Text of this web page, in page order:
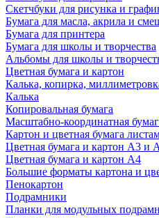
Скетчбуки для рисунка и
Бумага для масла, акрила и
Бумага для принтера
Бумага для школы и творчества
Альбомы для школы и
Цветная бумага и картон
Калька, копирка,
Калька
Копировальная бумага
Масштабно-координатная
Картон и цветная бумага
Цветная бумага и картон А3 и
Цветная бумага и картон А4
Большие форматы картона и
Пенокартон
Подрамники
Планки для модульных